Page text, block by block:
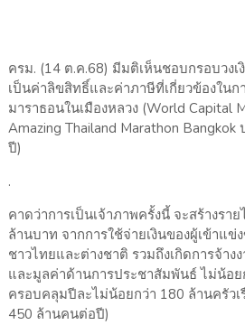
ครม. (14 ต.ค.68) มีมติเห็นชอบกรอบวงเ
เป็นค่าลิขสิทธิ์และค่าภาษีที่เกี่ยวข้องในก
มาราธอนในเมืองหลวง (World Capital
Amazing Thailand Marathon
ปี)
.
คาดว่าการเป็นเจ้าภาพครั้งนี้ จะสร้างรา
ล้านบาท จากการใช้จ่ายเงินของผู้เข้าแ
ชาวไทยและต่างชาติ รวมถึงเกิดการจ้าง
และมูลค่าด้านการประชาสัมพันธ์ ไม่น้อ
ครอบคลุมปีละไม่น้อยกว่า 180 ล้านครัว
450 ล้านคนต่อปี)